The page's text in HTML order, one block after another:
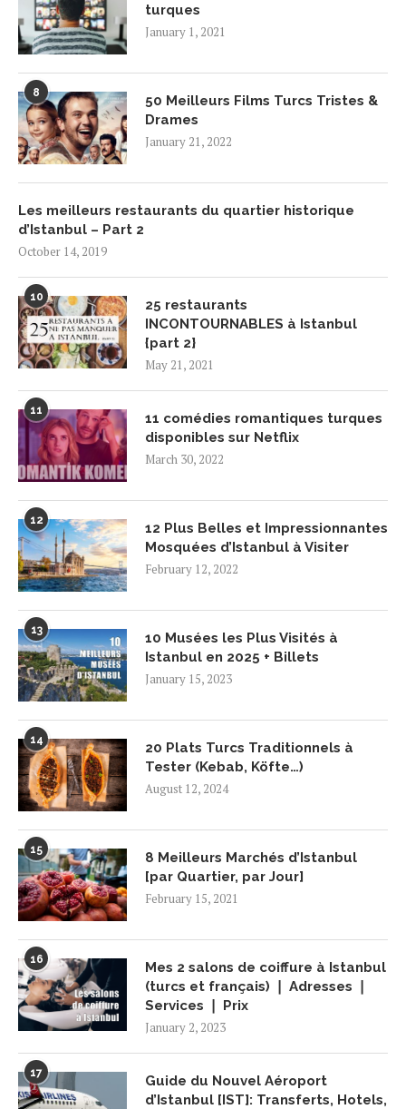
turques
January 1, 2021
8
50 Meilleurs Films Turcs Tristes &
Drames
January 21, 2022
Les meilleurs restaurants du quartier historique
d’Istanbul – Part 2
October 14, 2019
10
25 restaurants
INCONTOURNABLES à Istanbul
{part 2}
May 21, 2021
11
11 comédies romantiques turques
disponibles sur Netflix
March 30, 2022
12
12 Plus Belles et Impressionnantes
Mosquées d’Istanbul à Visiter
February 12, 2022
13
10 Musées les Plus Visités à
Istanbul en 2025 + Billets
January 15, 2023
14
20 Plats Turcs Traditionnels à
Tester (Kebab, Köfte…)
August 12, 2024
15
8 Meilleurs Marchés d’Istanbul
[par Quartier, par Jour]
February 15, 2021
16
Mes 2 salons de coiffure à Istanbul
(turcs et français) ❘ Adresses ❘
Services ❘ Prix
January 2, 2023
17
Guide du Nouvel Aéroport
d’Istanbul [IST]: Transferts, Hotels,